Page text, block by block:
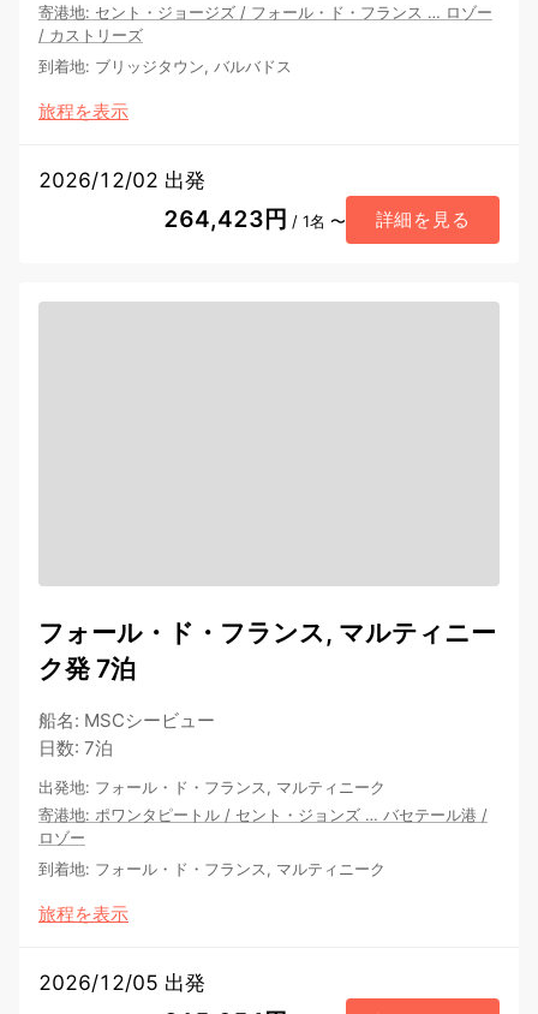
寄港地: セント・ジョージズ / フォール・ド・フランス … ロゾー
/ カストリーズ
到着地: ブリッジタウン, バルバドス
旅程を表示
2026/12/02 出発
264,423円 / 1名 〜 詳細を見る
フォール・ド・フランス, マルティニー
ク発 7泊
船名: MSCシービュー
日数: 7泊
出発地: フォール・ド・フランス, マルティニーク
寄港地: ポワンタピートル / セント・ジョンズ … バセテール港 /
ロゾー
到着地: フォール・ド・フランス, マルティニーク
旅程を表示
2026/12/05 出発